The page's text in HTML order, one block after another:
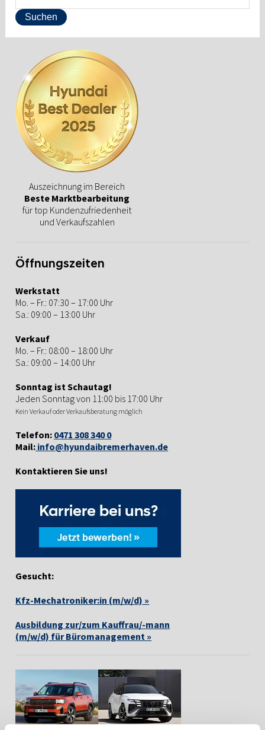
Auszeichnung im Bereich
Beste Marktbearbeitung
für top Kundenzufriedenheit
und Verkaufszahlen
Öffnungszeiten
Werkstatt
Mo. – Fr.: 07:30 – 17:00 Uhr
Sa.: 09:00 – 13:00 Uhr
Verkauf
Mo. – Fr.: 08:00 – 18:00 Uhr
Sa.: 09:00 – 14:00 Uhr
Sonntag ist Schautag!
Jeden Sonntag von 11:00 bis 17:00 Uhr
Kein Verkauf oder Verkaufsberatung möglich
Telefon: 0471 308 340 0
Mail: info@hyundaibremerhaven.de
Kontaktieren Sie uns!
Gesucht:
Kfz-Mechatroniker:in (m/w/d) »
Ausbildung zur/zum Kauffrau/-mann
(m/w/d) für Büromanagement »